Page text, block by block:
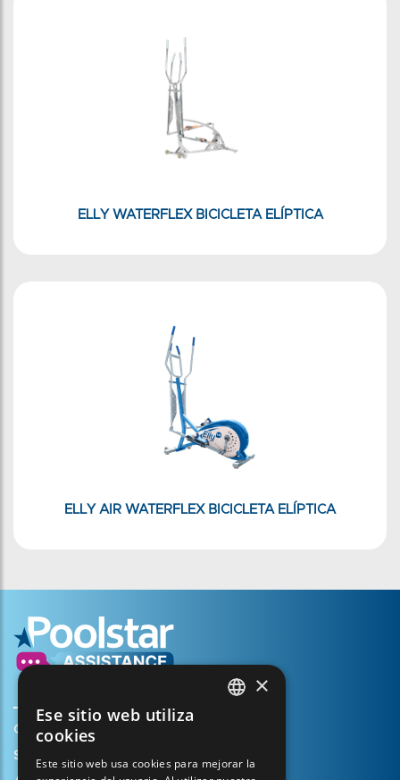
ELLY WATERFLEX BICICLETA ELÍPTICA
ELLY AIR WATERFLEX BICICLETA ELÍPTICA
Crear mi cuenta
Su cesta
×
Ese sitio web utiliza
cookies
Este sitio web usa cookies para mejorar la